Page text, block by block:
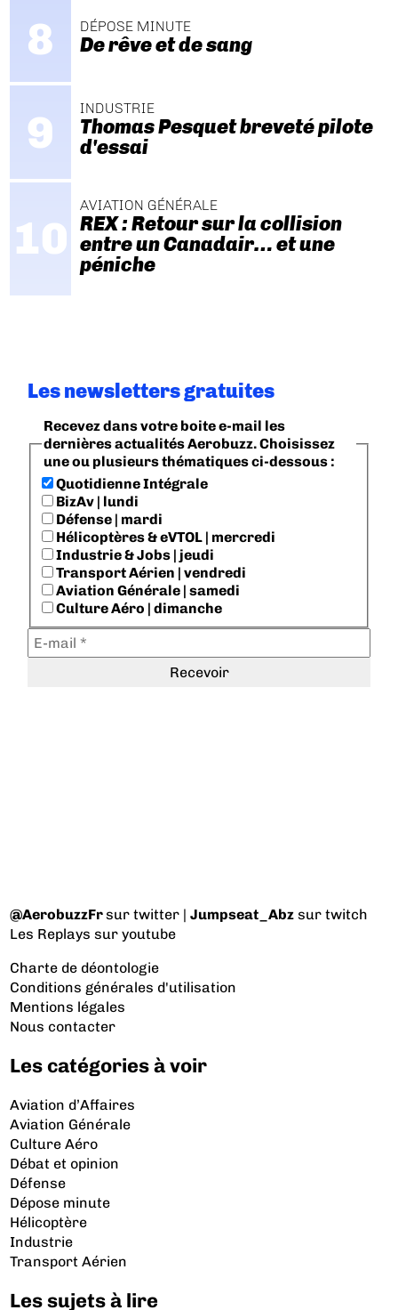
DÉPOSE MINUTE
De rêve et de sang
INDUSTRIE
Thomas Pesquet breveté pilote
d'essai
AVIATION GÉNÉRALE
REX : Retour sur la collision
entre un Canadair… et une
péniche
Les newsletters gratuites
Recevez dans votre boite e-mail les
dernières actualités Aerobuzz. Choisissez
une ou plusieurs thématiques ci-dessous :
Quotidienne Intégrale
BizAv | lundi
Défense | mardi
Hélicoptères & eVTOL | mercredi
Industrie & Jobs | jeudi
Transport Aérien | vendredi
Aviation Générale | samedi
Culture Aéro | dimanche
@AerobuzzFrsur twitter |Jumpseat_Abz sur twitch
Les Replays sur youtube
Charte de déontologie
Conditions générales d'utilisation
Mentions légales
Nous contacter
Les catégories à voir
Aviation d’Affaires
Aviation Générale
Culture Aéro
Débat et opinion
Défense
Dépose minute
Hélicoptère
Industrie
Transport Aérien
Les sujets à lire